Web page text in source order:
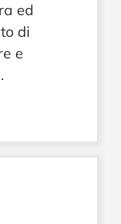
ed
di
e